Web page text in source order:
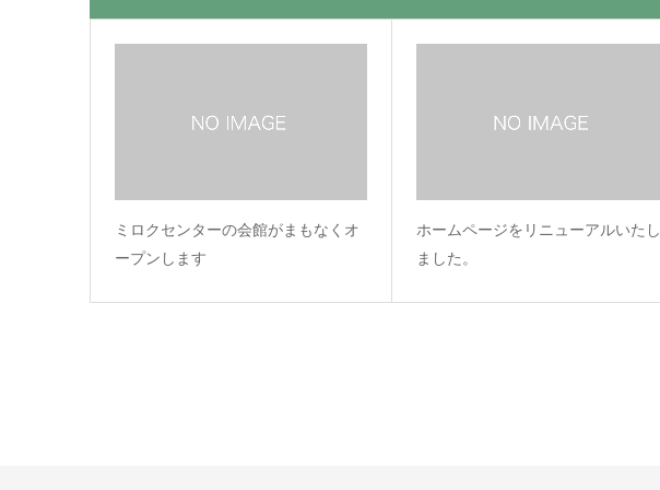
ミロクセンターの会館がまもなくオ
ープンします
ホームページをリニューアルいたし
ました。